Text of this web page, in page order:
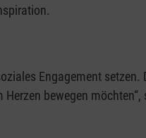
Engagement setzen.
bewegen möchten“,